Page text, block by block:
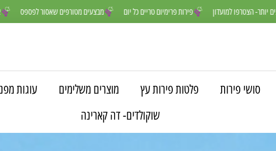
מבצעים מטורפים פירות פרימיום טריים כל יום חברים שלנו נהנים יותר- הצטרפו למועדון
סושי פירות פלטות פירות עץ מוצרים משלימים עוגות
שוקולדים- דה קארינה